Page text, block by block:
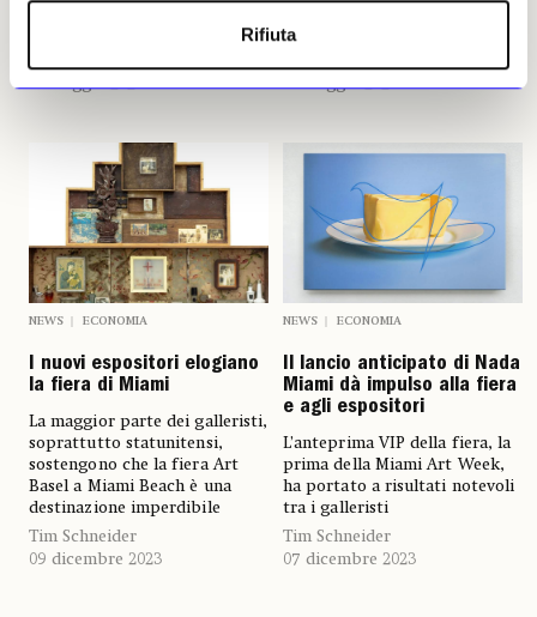
Rifiuta
16 maggio 2024
principali
16 maggio 2024
NEWS ECONOMIA
I nuovi espositori elogiano
la fiera di Miami
La maggior parte dei galleristi,
soprattutto statunitensi,
sostengono che la fiera Art
Basel a Miami Beach è una
destinazione imperdibile
Tim Schneider
09 dicembre 2023
NEWS ECONOMIA
Il lancio anticipato di Nada
Miami dà impulso alla fiera
e agli espositori
L’anteprima VIP della fiera, la
prima della Miami Art Week,
ha portato a risultati notevoli
tra i galleristi
Tim Schneider
07 dicembre 2023